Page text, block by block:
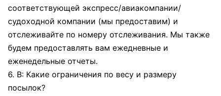
соответствующей экспресс/авиакомпании/
судоходной компании (мы предоставим) и
отслеживайте по номеру отслеживания. Мы также
будем предоставлять вам ежедневные и
еженедельные отчеты.
6. В: Какие ограничения по весу и размеру
посылок?